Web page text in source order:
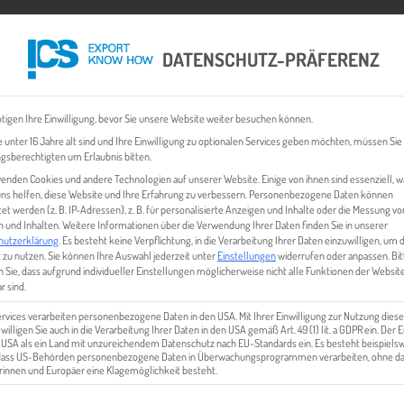
EXPORT BUSINESS PLÄNE EVENTS & NEWS INHALT
&
DATENSCHUTZ-PRÄFERENZ
Ihre Einwilligung, bevor Sie unsere Website weiter besuchen können.
unter 16 Jahre alt sind und Ihre Einwilligung zu optionalen Services geben möchten, müssen
um Erlaubnis bitten.
Cookies und andere Technologien auf unserer Website. Einige von ihnen sind essenziell,
helfen, diese Website und Ihre Erfahrung zu verbessern. Personenbezogene Daten können
werden (z. B. IP-Adressen), z. B. für personalisierte Anzeigen und Inhalte oder die Messung
und Inhalten. Weitere Informationen über die Verwendung Ihrer Daten finden Sie in unserer
Es besteht keine Verpflichtung, in die Verarbeitung Ihrer Daten einzuwilligen, um
nutzen. Sie können Ihre Auswahl jederzeit unterEinstellungenwiderrufen oder anpassen.
Sie, dass aufgrund individueller Einstellungen möglicherweise nicht alle Funktionen der Website
sind.
verarbeiten personenbezogene Daten in den USA. Mit Ihrer Einwilligung zur Nutzung
Sie auch in die Verarbeitung Ihrer Daten in den USA gemäß Art. 49 (1) lit. a GDPR ein. Der
als ein Land mit unzureichendem Datenschutz nach EU-Standards ein. Es besteht
US-Behörden personenbezogene Daten in Überwachungsprogrammen verarbeiten, ohne
und Europäer eine Klagemöglichkeit besteht.